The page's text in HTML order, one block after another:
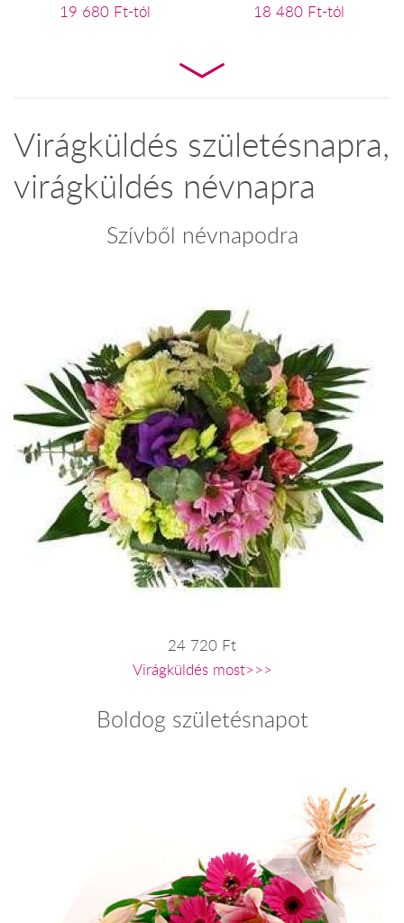
19 680 Ft-tól 18 480 Ft-tól
Virágküldés születésnapra,
virágküldés névnapra
Szívből névnapodra
24 720 Ft
Virágküldés most>>>
Boldog születésnapot